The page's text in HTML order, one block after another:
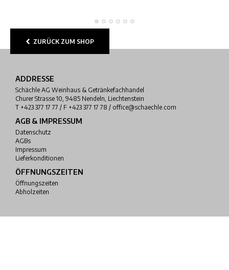
ZURÜCK ZUM SHOP
ADDRESSE
Schächle AG Weinhaus & Getränkefachhandel
Churer Strasse 10, 9485 Nendeln, Liechtenstein
T +423 377 17 77 / F +423 377 17 78 / office@schaechle.com
AGB & IMPRESSUM
Datenschutz
AGBs
Impressum
Lieferkonditionen
ÖFFNUNGSZEITEN
Öffnungszeiten
Abholzeiten